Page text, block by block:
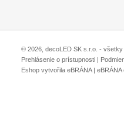
© 2026, decoLED SK s.r.o. -
Prehlásenie o prístupnosti |
Eshop vytvořila eBRÁNA| eBRÁNA